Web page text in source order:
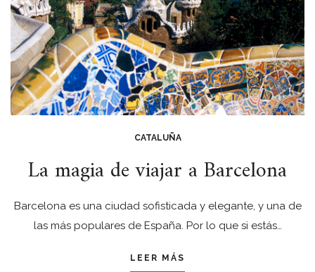
CATALUÑA
La magia de viajar a Barcelona
Barcelona es una ciudad sofisticada y elegante, y una de
las más populares de España. Por lo que si estás…
LEER MÁS